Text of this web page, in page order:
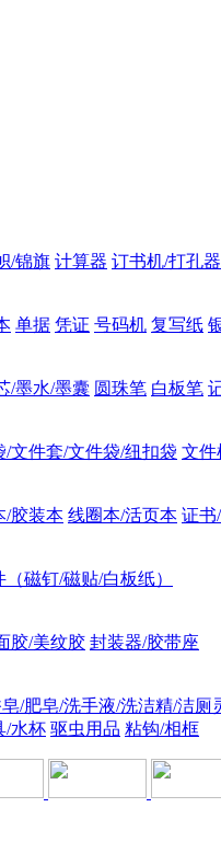
/锦旗 计算器 订书机/打孔器
单据 凭证 号码机 复写纸
/墨水/墨囊 圆珠笔 白板笔
/文件套/文件袋/纽扣袋 文件
/胶装本 线圈本/活页本 证书
（磁钉/磁贴/白板纸）
胶/美纹胶 封装器/胶带座
/肥皂/洗手液/洗洁精/洁厕
/水杯 驱虫用品 粘钩/相框